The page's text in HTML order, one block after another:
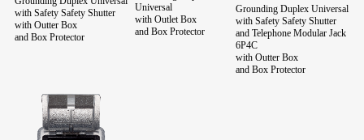
with Safety Safety Shutter
with Outter Box
and Box Protector
Universal
with Outlet Box
and Box Protector
Grounding Duplex Universal
with Safety Safety Shutter
and Telephone Modular Jack
6P4C
with Outter Box
and Box Protector